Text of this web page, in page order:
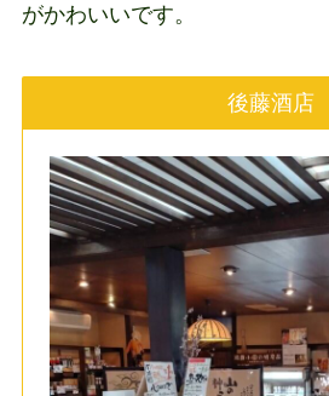
がかわいいです。
後藤酒店